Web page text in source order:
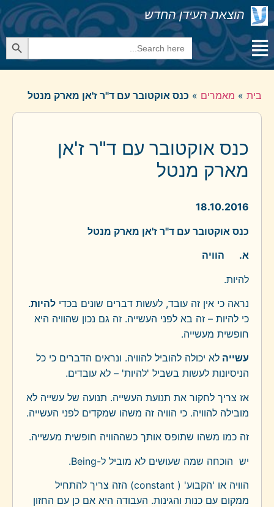
הוצאת העידן החדש
Search
for:
Search Button
בית » מאמרים » כנס אוקטובר עם ד"ר ז'אן מארק מנטל
כנס אוקטובר עם ד"ר ז'אן
מארק מנטל
18.10.2016
כנס אוקטובר עם ד"ר ז'אן מארק מנטל
א. הוויה
להיות.
נראה כי אין זה עובד, לעשות דברים שונים בכדי להיות.
כי להיות – זה בא לפני העשייה. זה גם נכון שהוויה היא
חופשית מעשייה.
עשייה לא יכולה להוביל להוויה. ונראים הדברים כי כל
הניסיונות לעשות בשביל 'להיות' – לא עובדים.
אז צריך לחקור את תנועת העשייה. תנועה של עשייה לא
מובילה להוויה. כי הוויה זה משהו שמקדים לפני העשייה.
זה כמו משהו שתופס אותך כשההוויה חופשית מעשייה.
יש הוכחה שמה שעושים לא מוביל ל-Being
.
הוויה או 'הקבוע' ( constant) הזה צריך להתחיל
ממקום עם כנות והגינות. העבודה היא אם כן עם החזון